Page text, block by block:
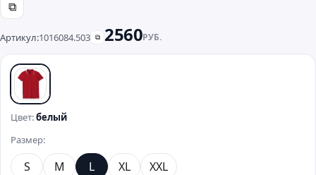
⧉
Артикул:1016084.503 ⧉ 2560РУБ.
белый
Цвет:белый
Размер:
S M L XL XXL